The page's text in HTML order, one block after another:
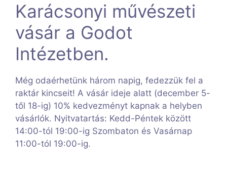
Karácsonyi művészeti
vásár a Godot
Intézetben.
Még odaérhetünk három napig, fedezzük fel a
raktár kincseit! A vásár ideje alatt (december 5-
től 18-ig) 10% kedvezményt kapnak a helyben
vásárlók. Nyitvatartás: Kedd-Péntek között
14:00-tól 19:00-ig Szombaton és Vasárnap
11:00-tól 19:00-ig.